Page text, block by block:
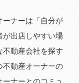
ーナーは「自分が
が出店しやすい場
不動産会社を探す
不動産オーナーの
ナーとのコミュ